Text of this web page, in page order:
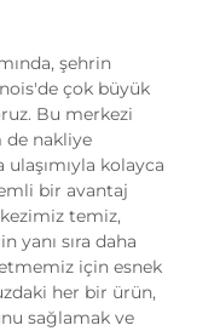
şehrin
çok büyük
Bu merkezi
de nakliye
ulaşımıyla kolayca
bir avantaj
temiz,
yanı sıra daha
için esnek
her bir ürün,
sağlamak ve